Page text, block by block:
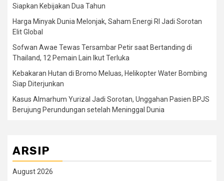
Siapkan Kebijakan Dua Tahun
Harga Minyak Dunia Melonjak, Saham Energi RI Jadi Sorotan
Elit Global
Sofwan Awae Tewas Tersambar Petir saat Bertanding di
Thailand, 12 Pemain Lain Ikut Terluka
Kebakaran Hutan di Bromo Meluas, Helikopter Water Bombing
Siap Diterjunkan
Kasus Almarhum Yurizal Jadi Sorotan, Unggahan Pasien BPJS
Berujung Perundungan setelah Meninggal Dunia
ARSIP
August 2026